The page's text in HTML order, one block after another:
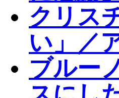
クリス
い」／
ブルー